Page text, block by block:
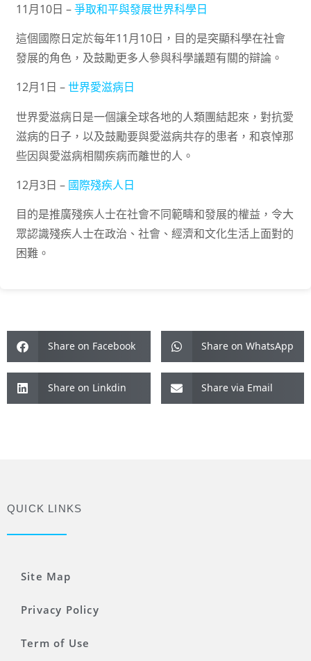
11月10日 –爭取和平與發展世界科學日
這個國際日定於每年11月10日，目的是突顯科學在社會
發展的角色，及鼓勵更多人參與科學議題有關的辯論。
12月1日 –世界愛滋病日
世界愛滋病日是一個讓全球各地的人類團結起來，對抗愛
滋病的日子，以及鼓勵要與愛滋病共存的患者，和哀悼那
些因與愛滋病相關疾病而離世的人。
12月3日 – 國際殘疾人日
目的是推廣殘疾人士在社會不同範疇和發展的權益，令大
眾認識殘疾人士在政治、社會、經濟和文化生活上面對的
困難。
Share on Facebook Share on WhatsApp
Share on Linkdin Share via Email
QUICK LINKS
Site Map
Privacy Policy
Term of Use